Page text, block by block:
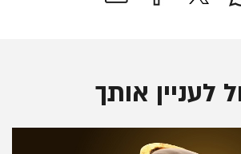
לעניין אותך